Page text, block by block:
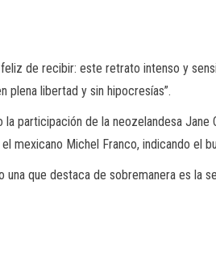
de recibir: este retrato intenso y
plena libertad y sin hipocresías”.
participación de la neozelandesa
mexicano Michel Franco, indicando el
que destaca de sobremanera es